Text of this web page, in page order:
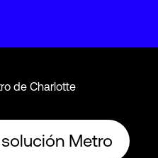
de Charlotte
Metro